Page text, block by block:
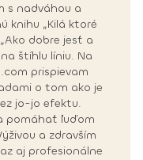
s nadváhou a
knihu „Kilá ktoré
dobre jesť a
štíhlu líniu. Na
prispievam
o tom ako je
jo-jo efektu.
pomáhať ľuďom
a zdravším
aj profesionálne